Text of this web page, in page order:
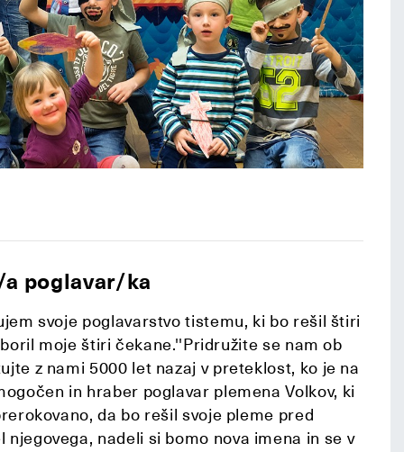
poglavar/ka
svoje poglavarstvo tistemu, ki bo rešil štiri
moje štiri čekane.''Pridružite se nam ob
z nami 5000 let nazaj v preteklost, ko je na
in hraber poglavar plemena Volkov, ki
da bo rešil svoje pleme pred
njegovega, nadeli si bomo nova imena in se v